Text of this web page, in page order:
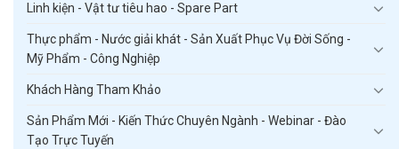
Linh kiện - Vật tư tiêu hao - Spare Part
Thực phẩm - Nước giải khát - Sản Xuất Phục Vụ Đời Sống -
Mỹ Phẩm - Công Nghiệp
Khách Hàng Tham Khảo
Sản Phẩm Mới - Kiến Thức Chuyên Ngành - Webinar - Đào
Tạo Trực Tuyến